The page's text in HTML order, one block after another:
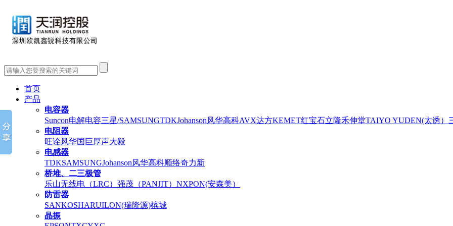
首页
产品
电容器
Suncon电解电容三星/SAMSUNGTDKJohanson风华高科AVX达方KEMET红宝石立隆禾伸堂TAIYO YUDEN(太诱）
电阻器
旺诠风华国巨厚声大毅
电感器
TDKSAMSUNGJohanson风华高科顺络奇力新
桥堆、二三极管
乐山无线电（LRC） 强茂（PANJIT） NXPON(安森美）
防雷器
SANKOSHARUILON(瑞隆源)槟城
晶振